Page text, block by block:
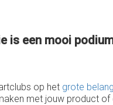
is een mooi
op het grote
met jouw product of